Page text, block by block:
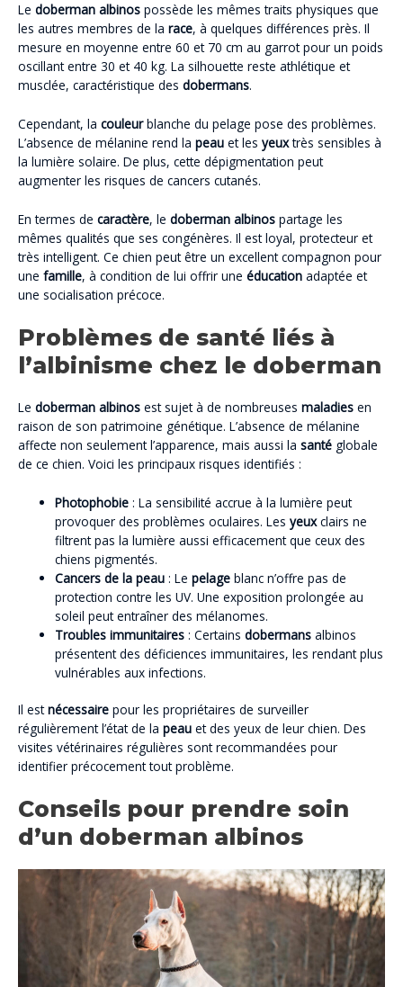
Le doberman albinos possède les mêmes traits physiques que
les autres membres de la race, à quelques différences près. Il
mesure en moyenne entre 60 et 70 cm au garrot pour un poids
oscillant entre 30 et 40 kg. La silhouette reste athlétique et
musclée, caractéristique des dobermans.
Cependant, la couleurblanche du pelage pose des problèmes.
L’absence de mélanine rend la peau et les yeuxtrès sensibles à
la lumière solaire. De plus, cette dépigmentation peut
augmenter les risques de cancers cutanés.
En termes de caractère, le doberman albinos partage les
mêmes qualités que ses congénères. Il est loyal, protecteur et
très intelligent. Ce chien peut être un excellent compagnon pour
une famille, à condition de lui offrir une éducation adaptée et
une socialisation précoce.
Problèmes de santé liés à
l’albinisme chez le doberman
Le doberman albinos est sujet à de nombreuses maladies en
raison de son patrimoine génétique. L’absence de mélanine
affecte non seulement l’apparence, mais aussi la santé globale
de ce chien. Voici les principaux risques identifiés :
Photophobie : La sensibilité accrue à la lumière peut
provoquer des problèmes oculaires. Lesyeuxclairs ne
filtrent pas la lumière aussi efficacement que ceux des
chiens pigmentés.
Cancers de la peau : Lepelage blanc n’offre pas de
protection contre les UV. Une exposition prolongée au
soleil peut entraîner des mélanomes.
Troubles immunitaires : Certainsdobermans albinos
présentent des déficiences immunitaires, les rendant plus
vulnérables aux infections.
Il estnécessaire pour les propriétaires de surveiller
régulièrement l’état de la peau et des yeux de leur chien. Des
visites vétérinaires régulières sont recommandées pour
identifier précocement tout problème.
Conseils pour prendre soin
d’un doberman albinos